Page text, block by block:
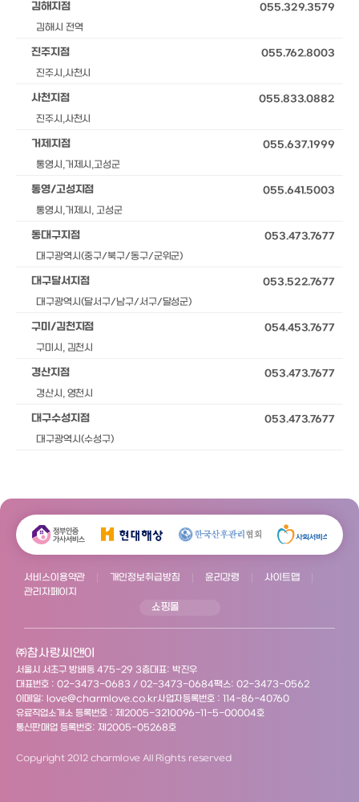
김해지점
김해시 전역
055.329.3579
진주지점
진주시,사천시
055.762.8003
사천지점
진주시,사천시
055.833.0882
거제지점
통영시,거제시,고성군
055.637.1999
통영/고성지점
통영시,거제시, 고성군
055.641.5003
동대구지점
대구광역시(중구/북구/동구/군위군)
053.473.7677
대구달서지점
대구광역시(달서구/남구/서구/달성군)
053.522.7677
구미/김천지점
구미시, 김천시
054.453.7677
경산지점
경산시, 영천시
053.473.7677
대구수성지점
대구광역시(수성구)
053.473.7677
서비스이용약관 개인정보취급방침 윤리강령
사이트맵
관리자페이지
쇼핑몰
㈜참사랑씨앤이
서울시 서초구 방배동 475-29 3층대표: 박진우
대표번호 : 02-3473-0683 / 02-3473-0684팩스: 02-3473-0562
이메일: love@charmlove.co.kr사업자등록번호 : 114-86-40760
유료직업소개소 등록번호 : 제2005-3210096-11-5-00004호
통신판매업 등록번호: 제2005-05268호
Copyright 2012 charmlove All Rights reserved